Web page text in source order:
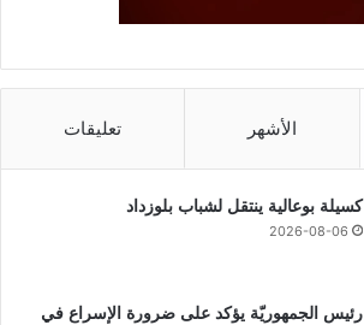
الأشهر تعليقات
كسيلة بوعالية ينتقل لشباب بلوزداد
2026-08-06
رئيس الجمهوريّة يؤكد على ضرورة الإسراع في